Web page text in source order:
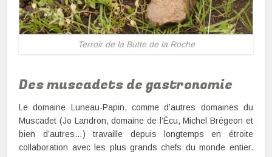
Terroir de la Butte de la Roche
Des muscadets de gastronomie
Le domaine Luneau-Papin, comme d’autres domaines du
Muscadet (Jo Landron, domaine de l’Écu, Michel Brégeon et
bien d’autres…) travaille depuis longtemps en étroite
collaboration avec les plus grands chefs du monde entier.